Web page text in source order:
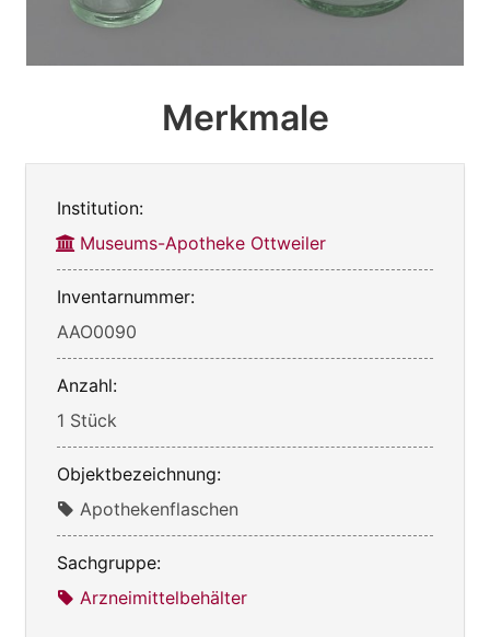
Merkmale
Institution:
Museums-Apotheke Ottweiler
Inventarnummer:
AAO0090
Anzahl:
1 Stück
Objektbezeichnung:
Apothekenflaschen
Sachgruppe:
Arzneimittelbehälter